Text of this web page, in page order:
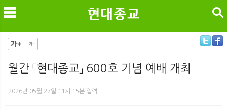
검색
월간 「현대종교」 600호 기념 예배 개최
2026년 05월 27일 11시 15분 입력